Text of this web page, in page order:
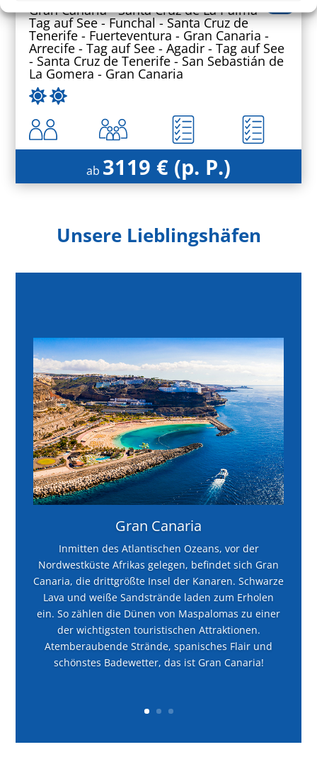
Gran Canaria - Santa Cruz de La Palma -
Tag auf See - Funchal - Santa Cruz de
Tenerife - Fuerteventura - Gran Canaria -
Arrecife - Tag auf See - Agadir - Tag auf See
- Santa Cruz de Tenerife - San Sebastián de
La Gomera - Gran Canaria
ab 3119 € (p. P.)
Unsere Lieblingshäfen
Gran Canaria
Inmitten des Atlantischen Ozeans, vor der
Nordwestküste Afrikas gelegen, befindet sich Gran
Canaria, die drittgrößte Insel der Kanaren. Schwarze
Lava und weiße Sandstrände laden zum Erholen
ein. So zählen die Dünen von Maspalomas zu einer
der wichtigsten touristischen Attraktionen.
Atemberaubende Strände, spanisches Flair und
schönstes Badewetter, das ist Gran Canaria!